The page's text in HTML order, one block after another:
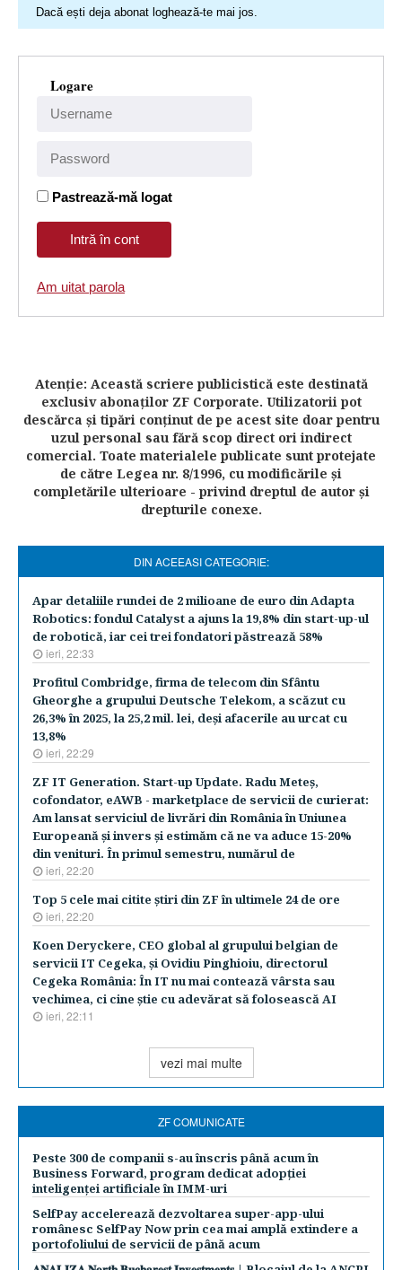
Dacă ești deja abonat loghează-te mai jos.
Logare
Pastrează-mă logat
Am uitat parola
Atenţie: Această scriere publicistică este destinată
exclusiv abonaţilor ZF Corporate. Utilizatorii pot
descărca şi tipări conţinut de pe acest site doar pentru
uzul personal sau fără scop direct ori indirect
comercial. Toate materialele publicate sunt protejate
de către Legea nr. 8/1996, cu modificările şi
completările ulterioare - privind dreptul de autor şi
drepturile conexe.
DIN ACEEASI CATEGORIE:
Apar detaliile rundei de 2 milioane de euro din Adapta
Robotics: fondul Catalyst a ajuns la 19,8% din start-up-ul
de robotică, iar cei trei fondatori păstrează 58%
ieri, 22:33
Profitul Combridge, firma de telecom din Sfântu
Gheorghe a grupului Deutsche Telekom, a scăzut cu
26,3% în 2025, la 25,2 mil. lei, deşi afacerile au urcat cu
13,8%
ieri, 22:29
ZF IT Generation. Start-up Update. Radu Meteş,
cofondator, eAWB - marketplace de servicii de curierat:
Am lansat serviciul de livrări din România în Uniunea
Europeană şi invers şi estimăm că ne va aduce 15-20%
din venituri. În primul semestru, numărul de
ieri, 22:20
Top 5 cele mai citite ştiri din ZF în ultimele 24 de ore
ieri, 22:20
Koen Deryckere, CEO global al grupului belgian de
servicii IT Cegeka, şi Ovidiu Pinghioiu, directorul
Cegeka România: În IT nu mai contează vârsta sau
vechimea, ci cine ştie cu adevărat să folosească AI
ieri, 22:11
vezi mai multe
ZF COMUNICATE
Peste 300 de companii s-au înscris până acum în
Business Forward, program dedicat adopției
inteligenței artificiale în IMM-uri
SelfPay accelerează dezvoltarea super-app-ului
românesc SelfPay Now prin cea mai amplă extindere a
portofoliului de servicii de până acum